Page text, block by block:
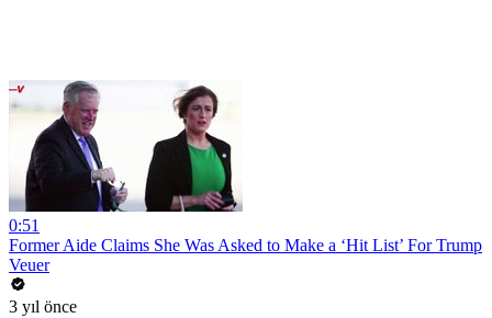
0:51
Former Aide Claims She Was Asked to Make a ‘Hit List’ For Trump
Veuer
3 yıl önce